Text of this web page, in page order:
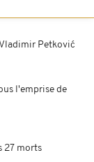
Petković
l'emprise de
27 morts